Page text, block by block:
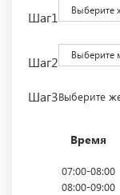
Шаг1 Выберите
Шаг2 Выберите
Шаг3Выберите
Время
07:00-08:00
08:00-09:00